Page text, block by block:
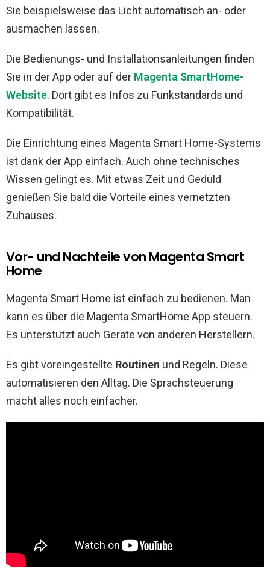
Sie beispielsweise das Licht automatisch an- oder
ausmachen lassen.
Die Bedienungs- und Installationsanleitungen finden
Sie in der App oder auf der Magenta SmartHome-
Website. Dort gibt es Infos zu Funkstandards und
Kompatibilität.
Die Einrichtung eines Magenta Smart Home-Systems
ist dank der App einfach. Auch ohne technisches
Wissen gelingt es. Mit etwas Zeit und Geduld
genießen Sie bald die Vorteile eines vernetzten
Zuhauses.
Vor- und Nachteile von Magenta Smart
Home
Magenta Smart Home ist einfach zu bedienen. Man
kann es über die Magenta SmartHome App steuern.
Es unterstützt auch Geräte von anderen Herstellern.
Es gibt voreingestellte Routinen und Regeln. Diese
automatisieren den Alltag. Die Sprachsteuerung
macht alles noch einfacher.